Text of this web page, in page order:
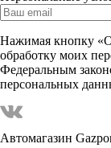
Нажимая кнопку
обработку моих
Федеральным
персональных
Автомагазин